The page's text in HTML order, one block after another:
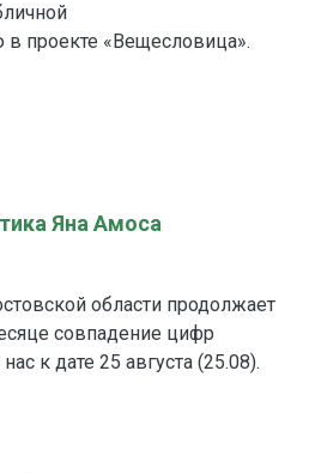
проекте «Вещесловица».
Яна Амоса
области продолжает
совпадение цифр
к дате 25 августа (25.08).